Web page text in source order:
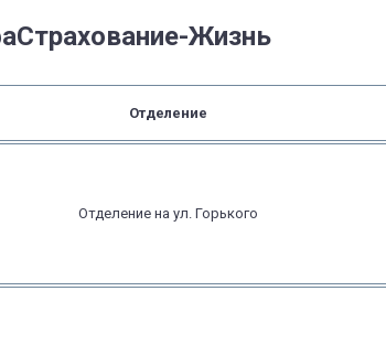
Жизнь
Отделение
Отделение на ул. Горького